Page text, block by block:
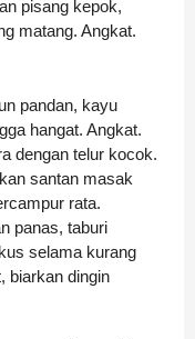
pisang kepok,
matang. Angkat.
pandan, kayu
hangat. Angkat.
dengan telur kocok.
santan masak
rata.
panas, taburi
selama kurang
biarkan dingin